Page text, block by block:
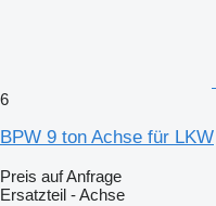
6
BPW 9 ton Achse für LKW
Preis auf Anfrage
Ersatzteil - Achse